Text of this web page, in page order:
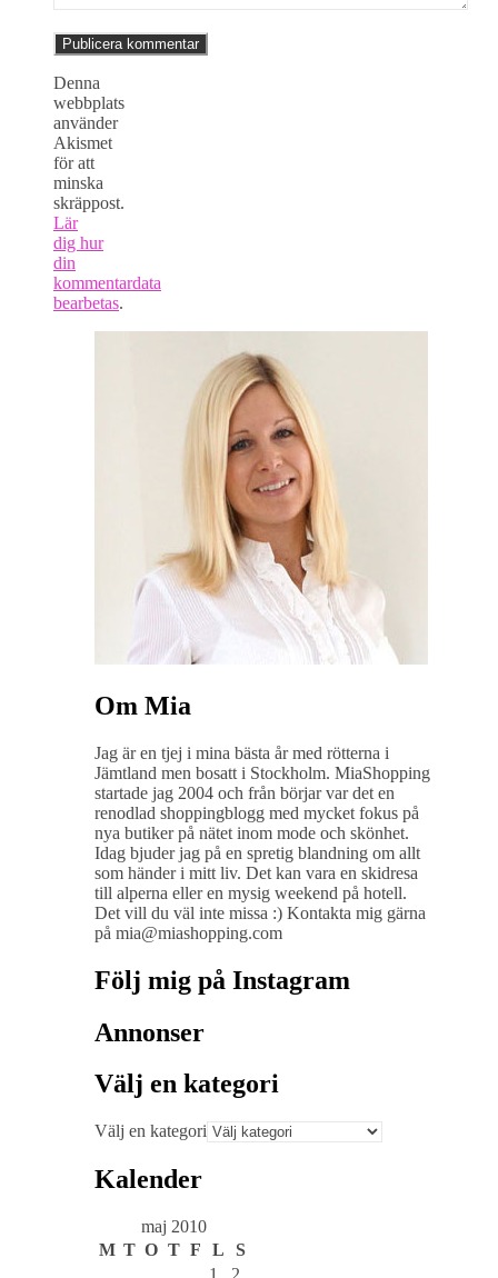
Denna
webbplats
använder
Akismet
för att
minska
skräppost.
Lär
dig hur
din
kommentardata
bearbetas.
Om Mia
Jag är en tjej i mina bästa år med rötterna i
Jämtland men bosatt i Stockholm. MiaShopping
startade jag 2004 och från börjar var det en
renodlad shoppingblogg med mycket fokus på
nya butiker på nätet inom mode och skönhet.
Idag bjuder jag på en spretig blandning om allt
som händer i mitt liv. Det kan vara en skidresa
till alperna eller en mysig weekend på hotell.
Det vill du väl inte missa :) Kontakta mig gärna
på mia@miashopping.com
Följ mig på Instagram
Annonser
Välj en kategori
Välj en kategori
Kalender
maj 2010
M T O T F L
S